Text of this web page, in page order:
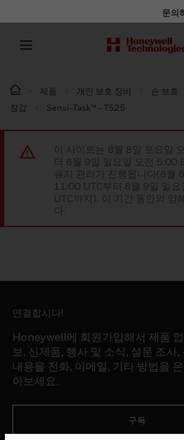
문의
제품 개인 보호 장비 손 보호
장갑
Sensi-Task™ - T525
이 사이트는 8월 8일 토요일
터 8월 9일 일요일 오전 5:00
유지 관리가 진행됩니다(8월
11:00 UTC부터 8월 9일 일
UTC까지). 이 기간 동안의 양
다.
연결합시다!
Honeywell에 회원가입해서 제품
보, 신제품, 행사 및 소식, 설문 조사,
내용을 전화, 이메일, 기타 방법을
아보세요.
구독